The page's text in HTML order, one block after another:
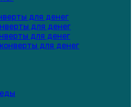
для денег
для денег
для денег
для денег